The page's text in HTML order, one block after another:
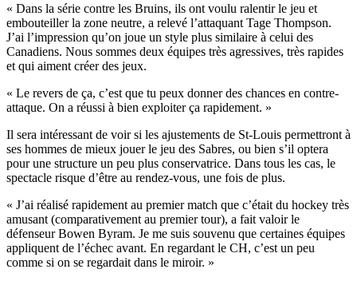
« Dans la série contre les Bruins, ils ont voulu ralentir le jeu et
embouteiller la zone neutre, a relevé l’attaquant Tage Thompson.
J’ai l’impression qu’on joue un style plus similaire à celui des
Canadiens. Nous sommes deux équipes très agressives, très rapides
et qui aiment créer des jeux.
« Le revers de ça, c’est que tu peux donner des chances en contre-
attaque. On a réussi à bien exploiter ça rapidement. »
Il sera intéressant de voir si les ajustements de St-Louis permettront à
ses hommes de mieux jouer le jeu des Sabres, ou bien s’il optera
pour une structure un peu plus conservatrice. Dans tous les cas, le
spectacle risque d’être au rendez-vous, une fois de plus.
« J’ai réalisé rapidement au premier match que c’était du hockey très
amusant (comparativement au premier tour), a fait valoir le
défenseur Bowen Byram. Je me suis souvenu que certaines équipes
appliquent de l’échec avant. En regardant le CH, c’est un peu
comme si on se regardait dans le miroir. »